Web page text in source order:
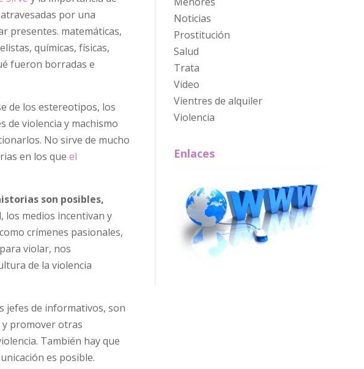
por una
presentes. matemáticas,
químicas, físicas,
fueron borradas e
de los estereotipos, los
de violencia y machismo
No sirve de mucho
en los queel
son posibles,
los medios incentivan y
crímenes pasionales,
violar, nos
de la violencia
jefes de informativos, son
y promover otras
También hay que
es posible.
Noticias
Prostitución
Salud
Trata
Video
Vientres de alquiler
Violencia
Enlaces